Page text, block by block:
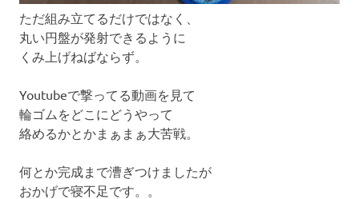
ただ組み立てるだけではなく、
丸い円盤が発射できるように
くみ上げねばならず。
Youtubeで撃ってる動画を見て
輪ゴムをどこにどうやって
絡めるかとかまぁまぁ大苦戦。
何とか完成まで漕ぎつけましたが
おかげで寝不足です。。